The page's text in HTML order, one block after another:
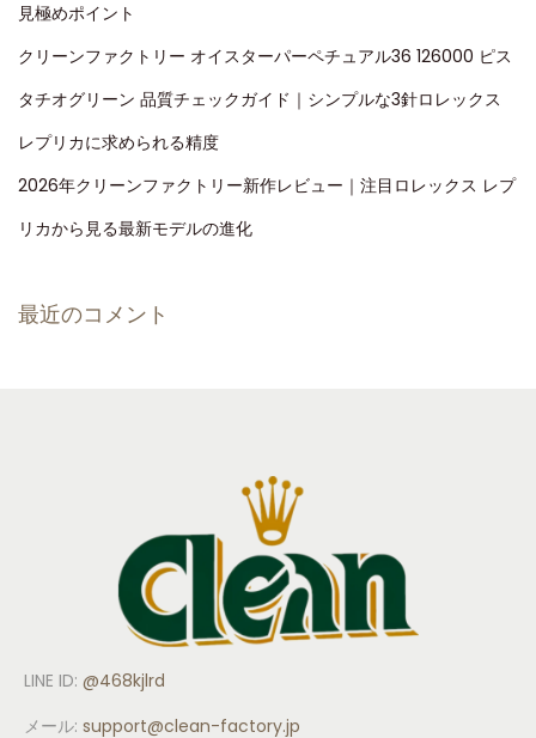
見極めポイント
クリーンファクトリー オイスターパーペチュアル36 126000 ピス
タチオグリーン 品質チェックガイド｜シンプルな3針ロレックス
レプリカに求められる精度
2026年クリーンファクトリー新作レビュー｜注目ロレックス レプ
リカから見る最新モデルの進化
最近のコメント
LINE ID: @468kjlrd
メール: support@clean-factory.jp